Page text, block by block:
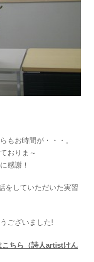
もお時間が・・・。
おりま～
！
をしていただいた実習
ございました!
ちら（詩人artistけん